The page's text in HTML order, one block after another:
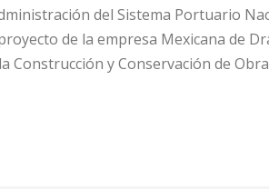
del Sistema Portuario
de la empresa Mexicana de
y Conservación de